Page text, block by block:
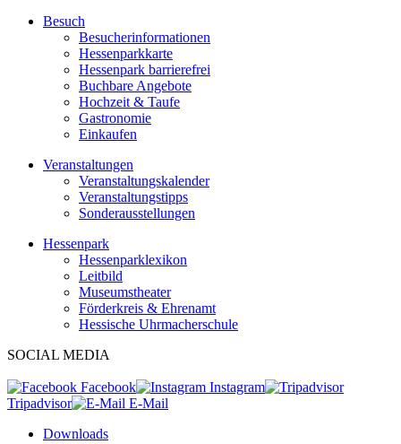
Besuch
Besucherinformationen
Hessenparkkarte
Hessenpark barrierefrei
Buchbare Angebote
Hochzeit & Taufe
Gastronomie
Einkaufen
Veranstaltungen
Veranstaltungskalender
Veranstaltungstipps
Sonderausstellungen
Hessenpark
Hessenparklexikon
Leitbild
Museumstheater
Förderkreis & Ehrenamt
Hessische Uhrmacherschule
SOCIAL MEDIA
Facebook
Instagram
Tripadvisor
E-Mail
Downloads